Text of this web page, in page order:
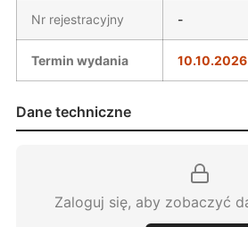
Nr rejestracyjny -
Termin wydania 10.10.2026
Dane techniczne
Zaloguj się, aby zobaczyć